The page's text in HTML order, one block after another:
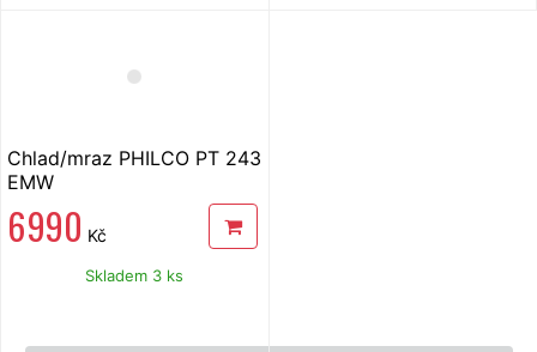
Chlad/mraz PHILCO PT 243
EMW
6 990 Kč
Skladem 3 ks